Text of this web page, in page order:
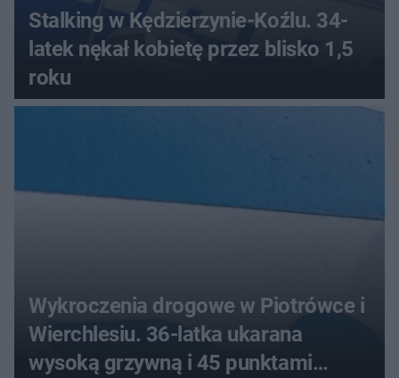
Stalking w Kędzierzynie-Koźlu. 34-
latek nękał kobietę przez blisko 1,5
roku
Wykroczenia drogowe w Piotrówce i
Wierchlesiu. 36-latka ukarana
wysoką grzywną i 45 punktami